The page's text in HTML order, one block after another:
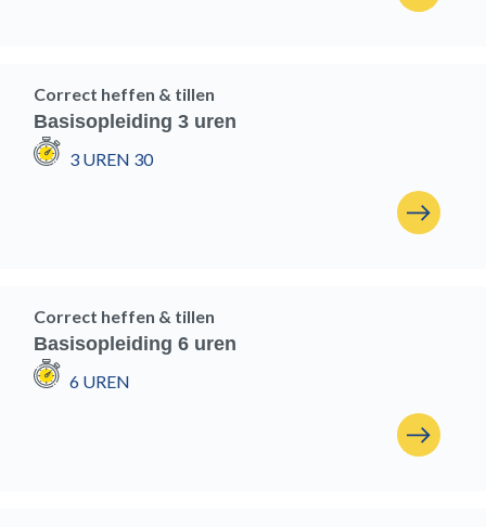
Correct heffen & tillen
Basisopleiding 3 uren
3 UREN 30
Correct heffen & tillen
Basisopleiding 6 uren
6 UREN